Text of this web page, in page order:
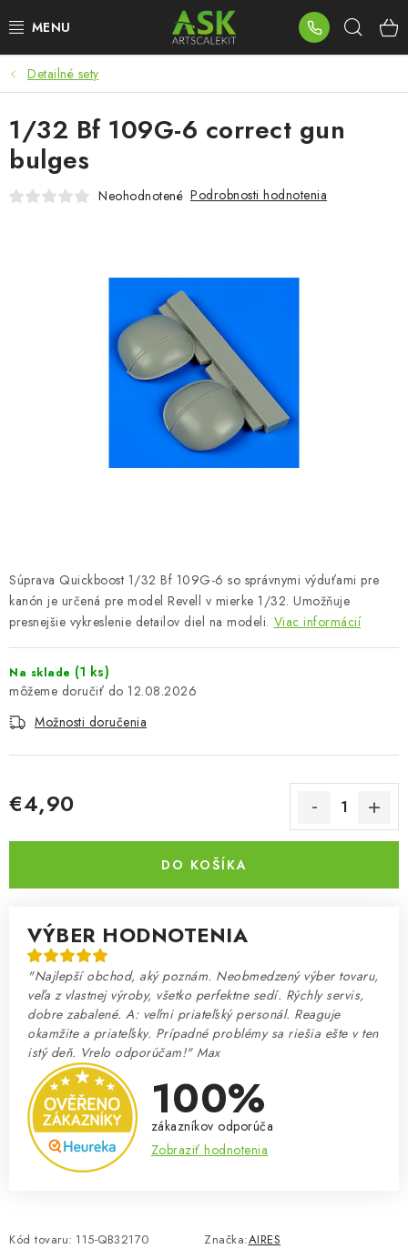
na
BLOG
SUMMER DAYS
WARHAMMER
PLASTOVÉ MODELY
PRÍSLUŠENSTVO
PREDÁVANÉ ZNAČKY
O Nás Moja objednávka Kontakty
Preprava a platba
Podmienky a pravidlá
Prevodník modelárskych farieb
Detailné sety
Súprava Quickboost 1/32 Bf 109G-6 so správnymi výduťami pre
kanón je určená pre model Revell v mierke 1/32. Umožňuje
presnejšie vykreslenie detailov diel na modeli. Viac informácií
Na sklade (1 ks)
12.08.2026
Možnosti doručenia
€4,90
DO KOŠÍKA
VÝBER HODNOTENIA
"Najlepší obchod, aký poznám. Neobmedzený výber tovaru,
veľa z vlastnej výroby, všetko perfektne sedí. Rýchly servis,
dobre zabalené. A: veľmi priateľský personál. Reaguje
okamžite a priateľsky. Prípadné problémy sa riešia ešte v ten
istý deň. Vrelo odporúčam!" Max
100%
zákazníkov odporúča
Zobraziť hodnotenia
Kód tovaru: 115-QB32170 Značka:AIRES
1/32 Bf 109G-6 correct gun
bulges
Neohodnotené Podrobnosti hodnotenia